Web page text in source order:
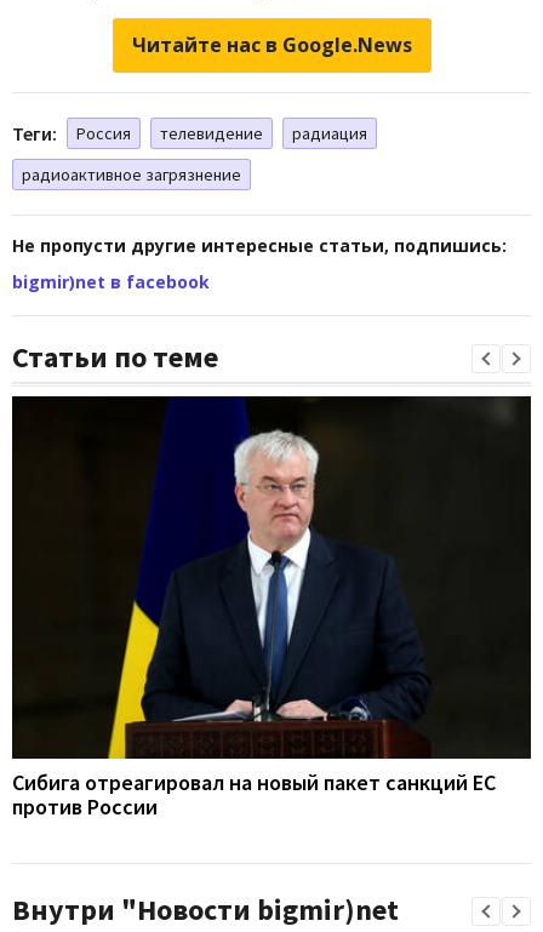
Читайте нас в Google.News
Теги: Россия телевидение
радиация
радиоактивное загрязнение
Не пропусти другие интересные статьи, подпишись:
bigmir)net в facebook
Статьи по теме
Сибига отреагировал на новый пакет санкций ЕС
против России
Внутри "Новости bigmir)net